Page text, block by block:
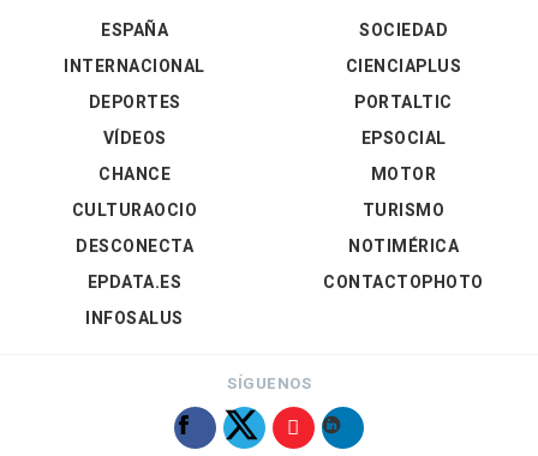
ESPAÑA
INTERNACIONAL
DEPORTES
VÍDEOS
SOCIEDAD
CIENCIAPLUS
PORTALTIC
EPSOCIAL
CHANCE
CULTURAOCIO
DESCONECTA
EPDATA.ES
INFOSALUS
MOTOR
TURISMO
NOTIMÉRICA
CONTACTOPHOTO
SÍGUENOS